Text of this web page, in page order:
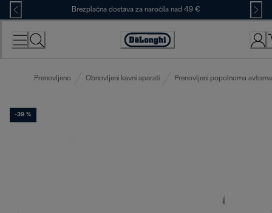
Skip
to
Content
Brezplačna dostava za naročila nad 49 €
Accessibility
Prenovljeno Obnovljeni kavni aparati Prenovljeni popolnoma
-39 %